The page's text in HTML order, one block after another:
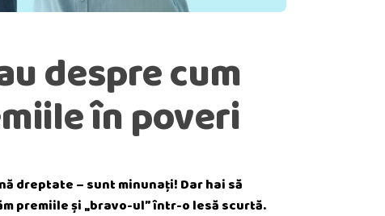
despre cum
în poveri
dreptate – sunt minunați! Dar hai să
premiile și „bravo-ul” într-o lesă scurtă.